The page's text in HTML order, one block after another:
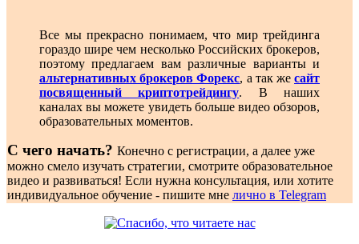
Все мы прекрасно понимаем, что мир трейдинга
гораздо шире чем несколько Российских брокеров,
поэтому предлагаем вам различные варианты и
альтернативных брокеров Форекс, а так жесайт
посвященный криптотрейдингу. В наших
каналах вы можете увидеть больше видео обзоров,
образовательных моментов.
С чего начать? Конечно с регистрации, а далее уже
можно смело изучать стратегии, смотрите образовательное
видео и развиваться! Если нужна консультация, или хотите
индивидуальное обучение - пишите мне лично в Telegram